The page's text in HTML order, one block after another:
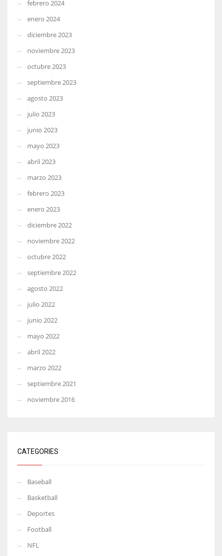
febrero 2024
enero 2024
diciembre 2023
noviembre 2023
octubre 2023
septiembre 2023
agosto 2023
julio 2023
junio 2023
mayo 2023
abril 2023
marzo 2023
febrero 2023
enero 2023
diciembre 2022
noviembre 2022
octubre 2022
septiembre 2022
agosto 2022
julio 2022
junio 2022
mayo 2022
abril 2022
marzo 2022
septiembre 2021
noviembre 2016
CATEGORIES
Baseball
Basketball
Deportes
Football
NFL